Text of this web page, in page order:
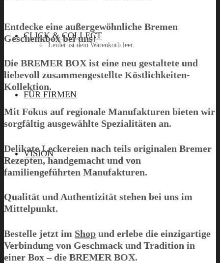
CLICK & COLLECT
FÜR FIRMEN
VISION
Leider ist dein Warenkorb leer.
Menü
Entdecke eine außergewöhnliche Bremen
Geschenkbox bei uns!
Die BREMER BOX ist eine neu gestaltete und
liebevoll zusammengestellte Köstlichkeiten-
Kollektion.
Mit Fokus auf regionale Manufakturen bieten wir
sorgfältig ausgewählte Spezialitäten an.
Delikate Leckereien nach teils originalen Bremer
Rezepten, handgemacht und von
familiengeführten Manufakturen.
Qualität und Authentizität stehen bei uns im
Mittelpunkt.
Bestelle jetzt im Shop und erlebe die einzigartige
Verbindung von Geschmack und Tradition in
einer Box – die BREMER BOX.